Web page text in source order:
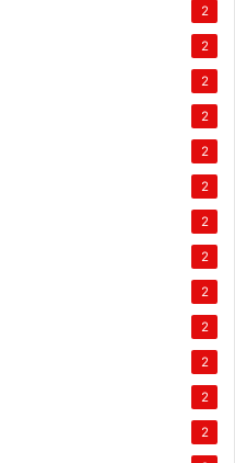
2
2
2
2
2
2
2
2
2
2
2
2
2